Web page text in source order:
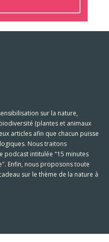
sur la nature,
(plantes et animaux
articles afin que chacun puisse
Nous traitons
podcast intitulée "15 minutes
Enfin, nous proposons toute
sur le thème de la nature à